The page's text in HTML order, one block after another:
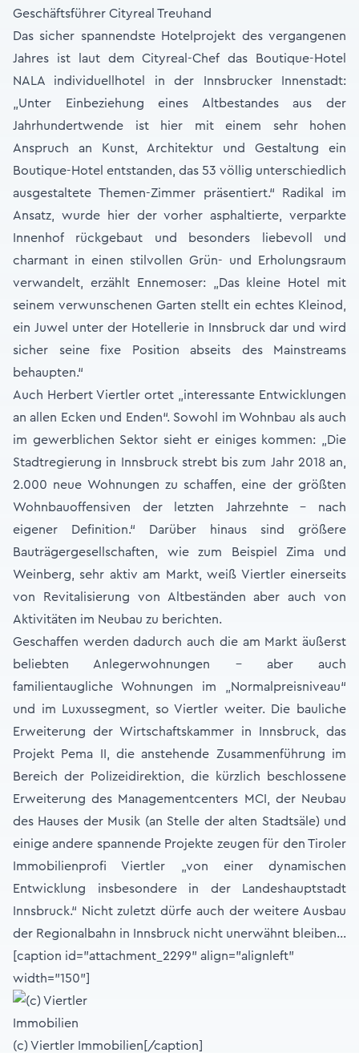
Geschäftsführer Cityreal Treuhand
Das sicher spannendste Hotelprojekt des vergangenen
Jahres ist laut dem Cityreal-Chef das Boutique-Hotel
NALA individuellhotel in der Innsbrucker Innenstadt:
„Unter Einbeziehung eines Altbestandes aus der
Jahrhundertwende ist hier mit einem sehr hohen
Anspruch an Kunst, Architektur und Gestaltung ein
Boutique-Hotel entstanden, das 53 völlig unterschiedlich
ausgestaltete Themen-Zimmer präsentiert.“ Radikal im
Ansatz, wurde hier der vorher asphaltierte, verparkte
Innenhof rückgebaut und besonders liebevoll und
charmant in einen stilvollen Grün- und Erholungsraum
verwandelt, erzählt Ennemoser: „Das kleine Hotel mit
seinem verwunschenen Garten stellt ein echtes Kleinod,
ein Juwel unter der Hotellerie in Innsbruck dar und wird
sicher seine fixe Position abseits des Mainstreams
behaupten.“
Auch Herbert Viertler ortet „interessante Entwicklungen
an allen Ecken und Enden“. Sowohl im Wohnbau als auch
im gewerblichen Sektor sieht er einiges kommen: „Die
Stadtregierung in Innsbruck strebt bis zum Jahr 2018 an,
2.000 neue Wohnungen zu schaffen, eine der größten
Wohnbauoffensiven der letzten Jahrzehnte - nach
eigener Definition.“ Darüber hinaus sind größere
Bauträgergesellschaften, wie zum Beispiel Zima und
Weinberg, sehr aktiv am Markt, weiß Viertler einerseits
von Revitalisierung von Altbeständen aber auch von
Aktivitäten im Neubau zu berichten.
Geschaffen werden dadurch auch die am Markt äußerst
beliebten Anlegerwohnungen - aber auch
familientaugliche Wohnungen im „Normalpreisniveau“
und im Luxussegment, so Viertler weiter. Die bauliche
Erweiterung der Wirtschaftskammer in Innsbruck, das
Projekt Pema II, die anstehende Zusammenführung im
Bereich der Polizeidirektion, die kürzlich beschlossene
Erweiterung des Managementcenters MCI, der Neubau
des Hauses der Musik (an Stelle der alten Stadtsäle) und
einige andere spannende Projekte zeugen für den Tiroler
Immobilienprofi Viertler „von einer dynamischen
Entwicklung insbesondere in der Landeshauptstadt
Innsbruck.“ Nicht zuletzt dürfe auch der weitere Ausbau
der Regionalbahn in Innsbruck nicht unerwähnt bleiben…
[caption id="attachment_2299" align="alignleft"
width="150"]
(c) Viertler Immobilien[/caption]